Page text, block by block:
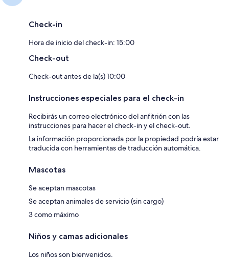
Check-in
Hora de inicio del check-in: 15:00
Check-out
Check-out antes de la(s) 10:00
Instrucciones especiales para el check-in
Recibirás un correo electrónico del anfitrión con las
instrucciones para hacer el check-in y el check-out.
La información proporcionada por la propiedad podría estar
traducida con herramientas de traducción automática.
Mascotas
Se aceptan mascotas
Se aceptan animales de servicio (sin cargo)
3 como máximo
Niños y camas adicionales
Los niños son bienvenidos.